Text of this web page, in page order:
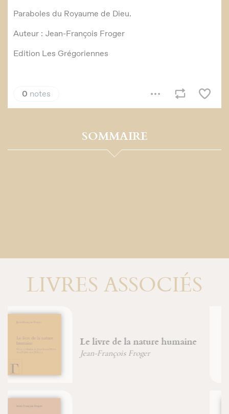
SOMMAIRE
LIVRES ASSOCIÉS
Énigme de la pensée
Jean-François Froger